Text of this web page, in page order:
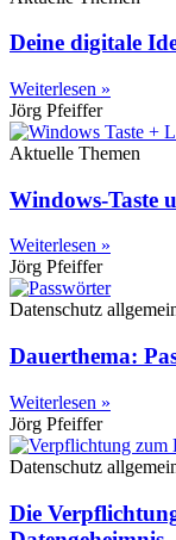
Deine digitale
Weiterlesen »
Jörg Pfeiffer
Aktuelle Themen
Windows-Taste
Weiterlesen »
Jörg Pfeiffer
Datenschutz
Dauerthema:
Weiterlesen »
Jörg Pfeiffer
Datenschutz
Die